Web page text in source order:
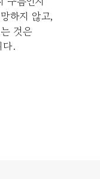
하지 않고,
것은
다.